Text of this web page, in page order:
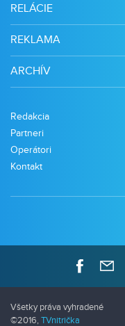
RELÁCIE
REKLAMA
ARCHÍV
Redakcia
Partneri
Operátori
Kontakt
Všetky práva vyhradené
©2016, TVnitrička